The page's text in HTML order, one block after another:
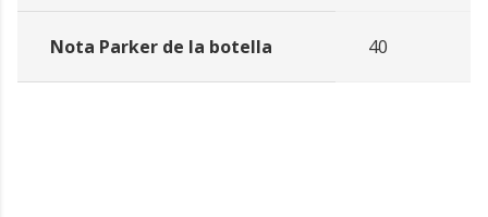
Nota Parker de la botella 40